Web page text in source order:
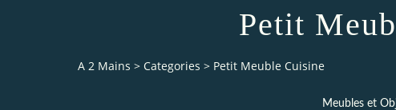
Petit
A 2 Mains > Categories > Petit Meuble Cuisine
Meubles et